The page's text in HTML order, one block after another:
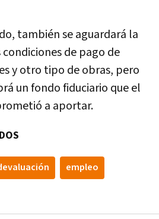
también se aguardará la
de pago de
y otro tipo de obras, pero
un fondo fiduciario que el
a aportar.
empleo